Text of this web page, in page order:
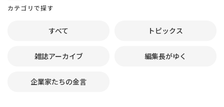
カテゴリで探す
すべて トピックス
雑誌アーカイブ 編集長がゆく
企業家たちの金言